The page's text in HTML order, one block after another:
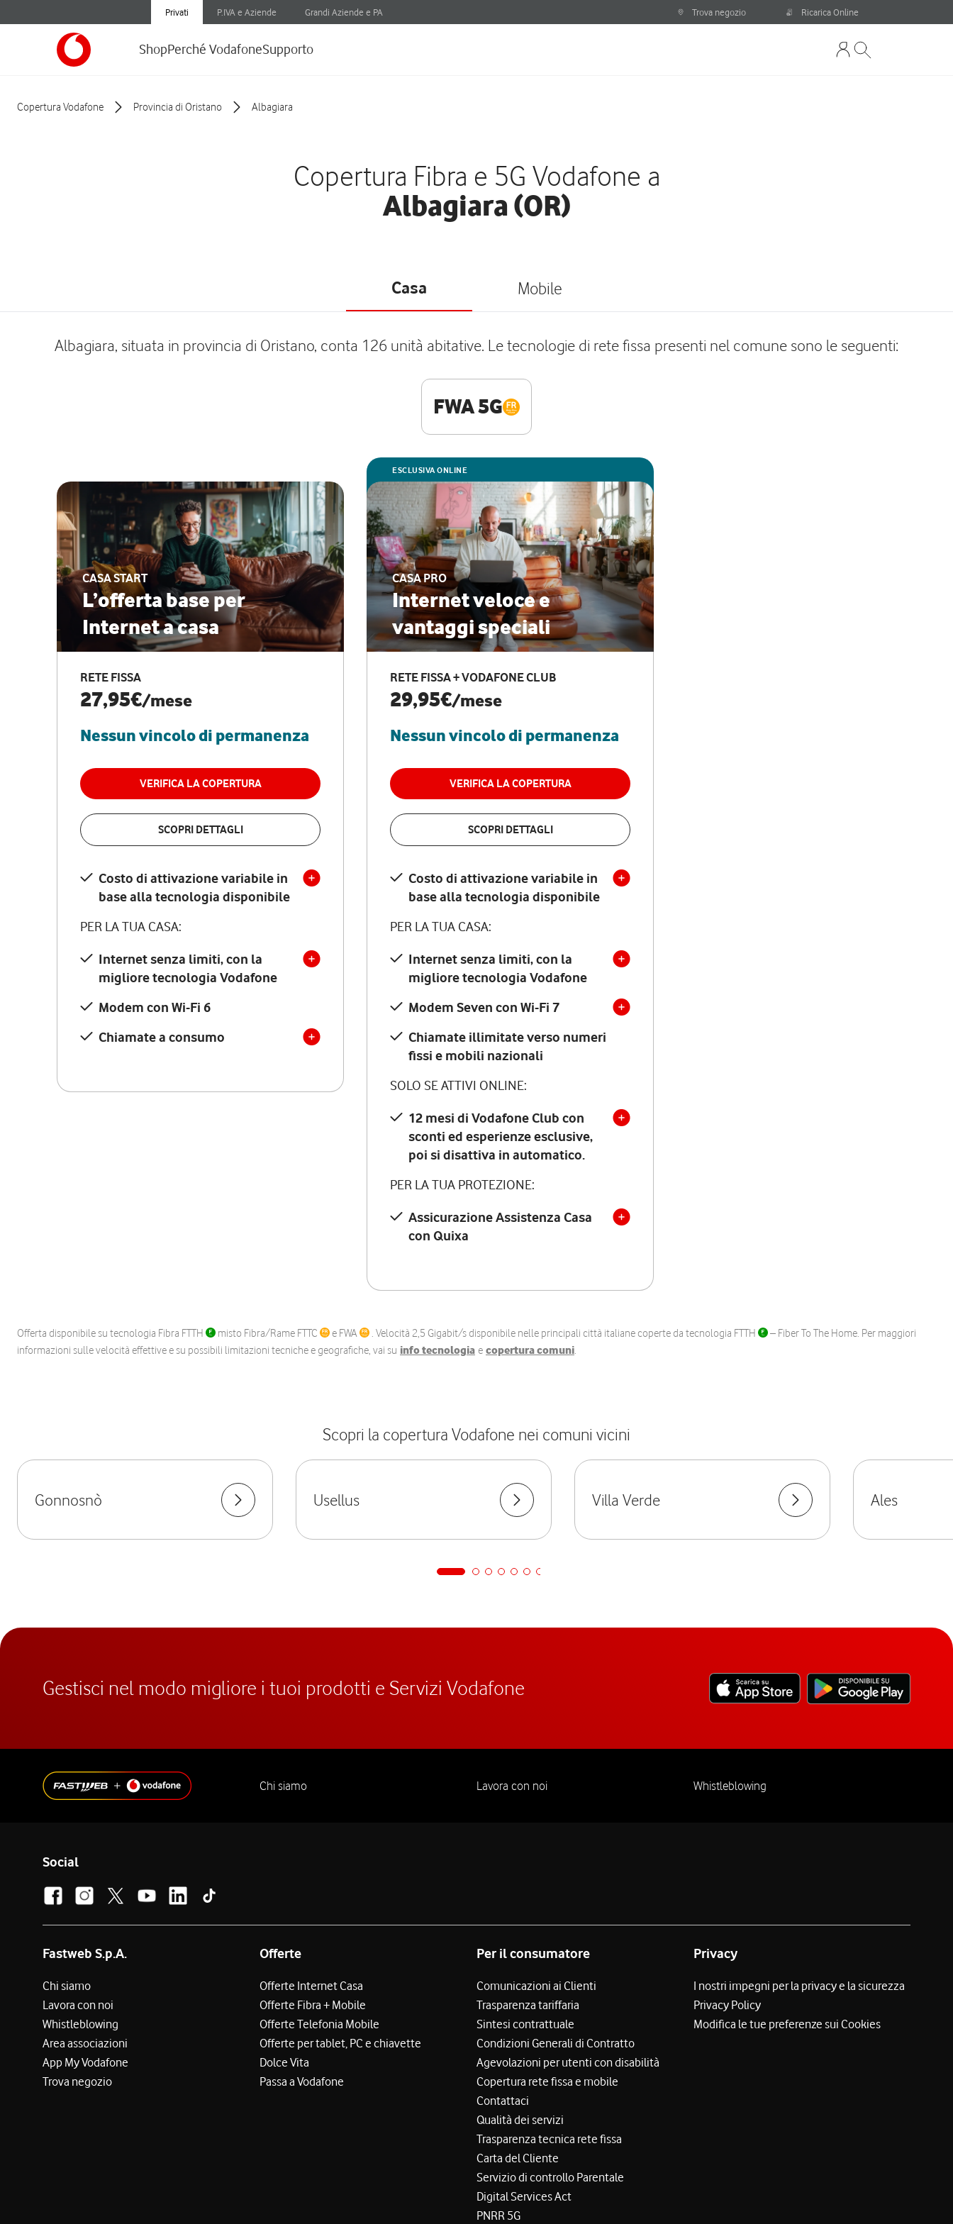
Privati P.IVA e Aziende Grandi Aziende e PA Trova negozio Ricarica Online
ShopPerché VodafoneSupporto
Copertura Vodafone Provincia di Oristano Albagiara
Copertura Fibra e 5G Vodafone a
Albagiara (OR)
Casa Mobile
Albagiara, situata in provincia di Oristano, conta 126 unità abitative. Le tecnologie di rete fissa presenti nel comune sono le seguenti:
FWA 5G
CASA START
L’offerta base per
Internet a casa
RETE FISSA
27,95€/mese
Nessun vincolo di permanenza
VERIFICA LA COPERTURA
SCOPRI DETTAGLI
Costo di attivazione variabile in
base alla tecnologia disponibile
PER LA TUA CASA:
Internet senza limiti, con la
migliore tecnologia Vodafone
Modem con Wi-Fi 6
Chiamate a consumo
ESCLUSIVA ONLINE
CASA PRO
Internet veloce e
vantaggi speciali
RETE FISSA + VODAFONE CLUB
29,95€/mese
Nessun vincolo di permanenza
VERIFICA LA COPERTURA
SCOPRI DETTAGLI
Costo di attivazione variabile in
base alla tecnologia disponibile
PER LA TUA CASA:
Internet senza limiti, con la
migliore tecnologia Vodafone
Modem Seven con Wi-Fi 7
Chiamate illimitate verso numeri
fissi e mobili nazionali
SOLO SE ATTIVI ONLINE:
12 mesi di Vodafone Club con
sconti ed esperienze esclusive,
poi si disattiva in automatico.
PER LA TUA PROTEZIONE:
Assicurazione Assistenza Casa
con Quixa
Offerta disponibile su tecnologia Fibra FTTH misto Fibra/Rame FTTC e FWA . Velocità 2,5 Gigabit/s disponibile nelle principali città italiane coperte da tecnologia FTTH
– Fiber To The Home. Per maggiori
informazioni sulle velocità effettive e su possibili limitazioni tecniche e geografiche, vai su info tecnologia e copertura comuni.
Scopri la copertura Vodafone nei comuni vicini
Gonnosnò Usellus Villa Verde Ales
Gestisci nel modo migliore i tuoi prodotti e Servizi Vodafone
Chi siamo Lavora con noi Whistleblowing
Social
Fastweb S.p.A.
Chi siamo
Lavora con noi
Whistleblowing
Area associazioni
App My Vodafone
Trova negozio
Offerte
Offerte Internet Casa
Offerte Fibra + Mobile
Offerte Telefonia Mobile
Offerte per tablet, PC e chiavette
Dolce Vita
Passa a Vodafone
Per il consumatore
Comunicazioni ai Clienti
Trasparenza tariffaria
Sintesi contrattuale
Condizioni Generali di Contratto
Agevolazioni per utenti con disabilità
Copertura rete fissa e mobile
Contattaci
Qualità dei servizi
Trasparenza tecnica rete fissa
Carta del Cliente
Servizio di controllo Parentale
Digital Services Act
PNRR 5G
Privacy
I nostri impegni per la privacy e la sicurezza
Privacy Policy
Modifica le tue preferenze sui Cookies